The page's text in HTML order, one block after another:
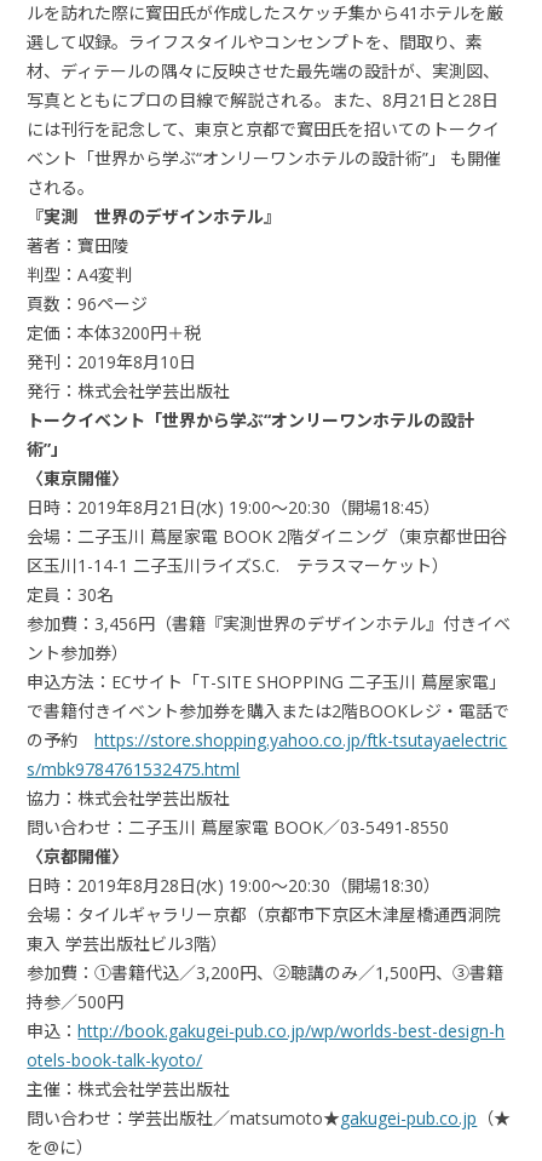
ルを訪れた際に寳田氏が作成したスケッチ集から41ホテルを厳
選して収録。ライフスタイルやコンセンプトを、間取り、素
材、ディテールの隅々に反映させた最先端の設計が、実測図、
写真とともにプロの目線で解説される。また、8月21日と28日
には刊行を記念して、東京と京都で寳田氏を招いてのトークイ
ベント「世界から学ぶ“オンリーワンホテルの設計術”」 も開催
される。
『実測 世界のデザインホテル』
著者：寶田陵
判型：A4変判
頁数：96ページ
定価：本体3200円＋税
発刊：2019年8月10日
発行：株式会社学芸出版社
トークイベント「世界から学ぶ“オンリーワンホテルの設計
術”」
〈東京開催〉
日時：2019年8月21日(水) 19:00～20:30（開場18:45）
会場：二子玉川 蔦屋家電 BOOK 2階ダイニング（東京都世田谷
区玉川1-14-1 二子玉川ライズS.C. テラスマーケット）
定員：30名
参加費：3,456円（書籍『実測世界のデザインホテル』付きイベ
ント参加券）
申込方法：ECサイト「T-SITE SHOPPING 二子玉川 蔦屋家電」
で書籍付きイベント参加券を購入または2階BOOKレジ・電話で
の予約https://store.shopping.yahoo.co.jp/ftk-tsutayaelectric
s/mbk9784761532475.html
協力：株式会社学芸出版社
問い合わせ：二子玉川 蔦屋家電 BOOK／03-5491-8550
〈京都開催〉
日時：2019年8月28日(水) 19:00～20:30（開場18:30）
会場：タイルギャラリー京都（京都市下京区木津屋橋通西洞院
東入 学芸出版社ビル3階）
参加費：①書籍代込／3,200円、②聴講のみ／1,500円、③書籍
持参／500円
申込：http://book.gakugei-pub.co.jp/wp/worlds-best-design-h
otels-book-talk-kyoto/
主催：株式会社学芸出版社
問い合わせ：学芸出版社／matsumoto★gakugei-pub.co.jp （★
を@に）